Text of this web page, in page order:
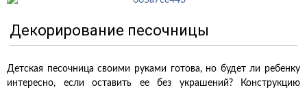
Декорирование песочницы
Детская песочница своими руками готова, но будет ли ребенку
интересно, если оставить ее без украшений? Конструкцию